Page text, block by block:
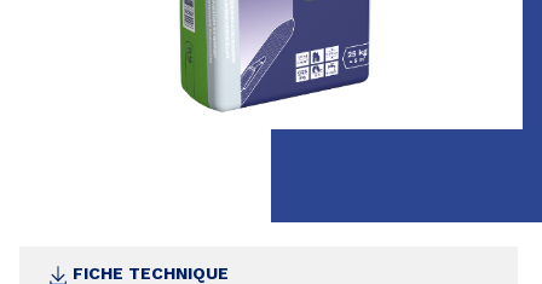
FICHE TECHNIQUE
SL G320 ALPHA peut être complété par les
éléments suivants :
- PVC, LVT et tapis
- Parquet ; à partir d’une épaisseur de couche